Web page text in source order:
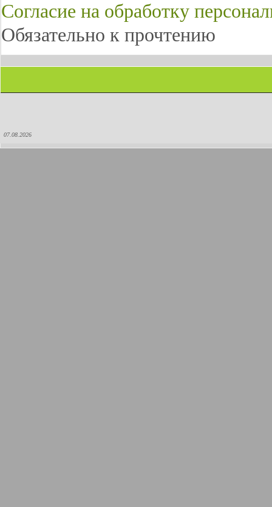
Согласие на обработку
Обязательно к прочтению
07.08.2026